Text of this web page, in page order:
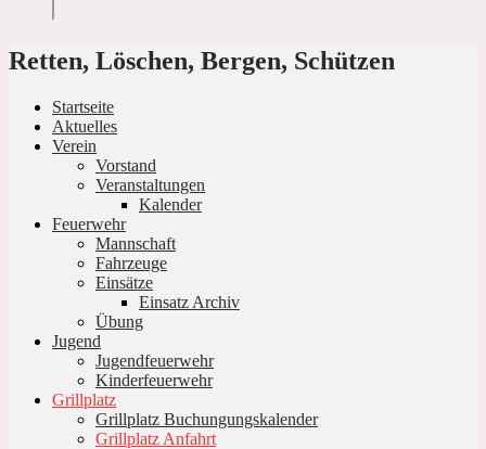
Retten, Löschen, Bergen, Schützen
Startseite
Aktuelles
Verein
Vorstand
Veranstaltungen
Kalender
Feuerwehr
Mannschaft
Fahrzeuge
Einsätze
Einsatz Archiv
Übung
Jugend
Jugendfeuerwehr
Kinderfeuerwehr
Grillplatz
Grillplatz Buchungungskalender
Grillplatz Anfahrt